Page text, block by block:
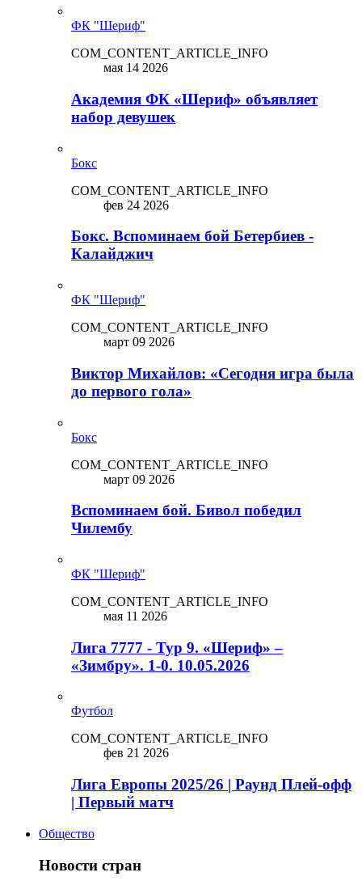
ФК "Шериф"
COM_CONTENT_ARTICLE_INFO
мая 14 2026
Академия ФК «Шериф» объявляет
набор девушек
Бокс
COM_CONTENT_ARTICLE_INFO
фев 24 2026
Бокс. Вспоминаем бой Бетербиев -
Калайджич
ФК "Шериф"
COM_CONTENT_ARTICLE_INFO
март 09 2026
Виктор Михайлов: «Сегодня игра была
до первого гола»
Бокс
COM_CONTENT_ARTICLE_INFO
март 09 2026
Вспоминаем бой. Бивол победил
Чилембу
ФК "Шериф"
COM_CONTENT_ARTICLE_INFO
мая 11 2026
Лига 7777 - Тур 9. «Шериф» –
«Зимбру». 1-0. 10.05.2026
Футбол
COM_CONTENT_ARTICLE_INFO
фев 21 2026
Лига Европы 2025/26 | Раунд Плей-офф
| Первый матч
Общество
Новости стран